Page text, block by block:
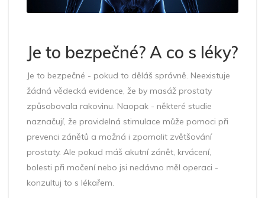
Je to bezpečné? A co s léky?
Je to bezpečné - pokud to děláš správně. Neexistuje
žádná vědecká evidence, že by masáž prostaty
způsobovala rakovinu. Naopak - některé studie
naznačují, že pravidelná stimulace může pomoci při
prevenci zánětů a možná i zpomalit zvětšování
prostaty. Ale pokud máš akutní zánět, krvácení,
bolesti při močení nebo jsi nedávno měl operaci -
konzultuj to s lékařem.